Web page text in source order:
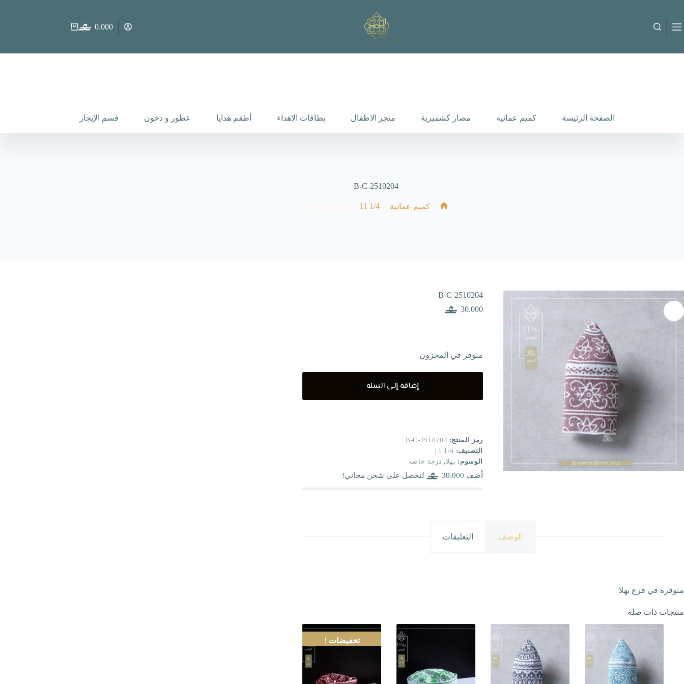
المحتوىB-C-2510204
عربة
0.000
الصفحة الرئيسة كميم عمانية مصار كشميرية متجر الاطفال بطاقات الاهداء أطقم هدايا عطور و دخون قسم الإيجار
B-C-2510204
كميم عمانية 1/4 11
B-C-2510204
30.000
متوفر في المخزون
إضافة إلى السلة
رمز المنتج: B-C-2510204
التصنيف: 1/4 11
الوسوم: بهلا, درجة خاصة
أضف 30.000 لتحصل على شحن مجاني!
الوصف التعليقات
متوفرة في فرع بهلا
منتجات ذات صلة
تخفيضات !